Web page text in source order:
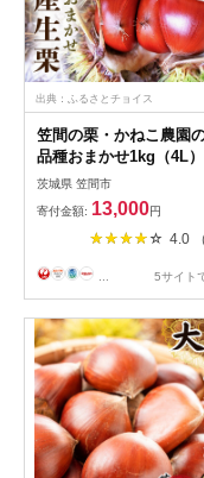
出典：ふるさとチョイス
笠間の栗・かねこ農園
品種おまかせ1kg（4L
クリ くり 生栗 茨城県
茨城県 笠間市
寄付金額: 13,000円
4.0
5サイト